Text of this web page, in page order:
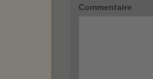
Commentaire